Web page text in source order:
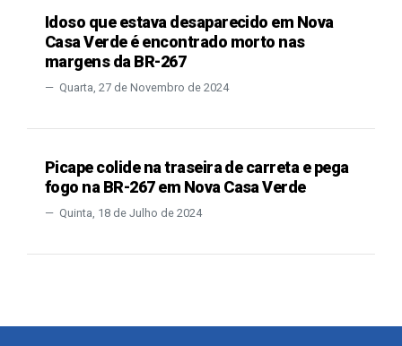
Idoso que estava desaparecido em Nova
Casa Verde é encontrado morto nas
margens da BR-267
Quarta, 27 de Novembro de 2024
Picape colide na traseira de carreta e pega
fogo na BR-267 em Nova Casa Verde
Quinta, 18 de Julho de 2024